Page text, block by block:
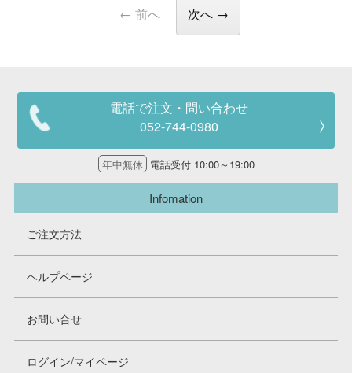
← 前へ 次へ →
電話で注文・問い合わせ
052-744-0980
年中無休 電話受付 10:00～19:00
Infomation
ご注文方法
ヘルプページ
お問い合せ
ログイン/マイページ